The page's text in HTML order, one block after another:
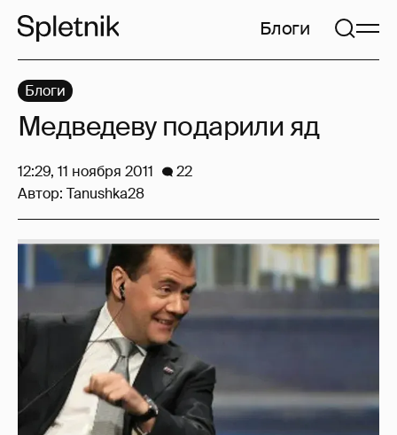
Блоги
Блоги
Медведеву подарили яд
12:29, 11 ноября 2011
22
Автор: Tanushka28